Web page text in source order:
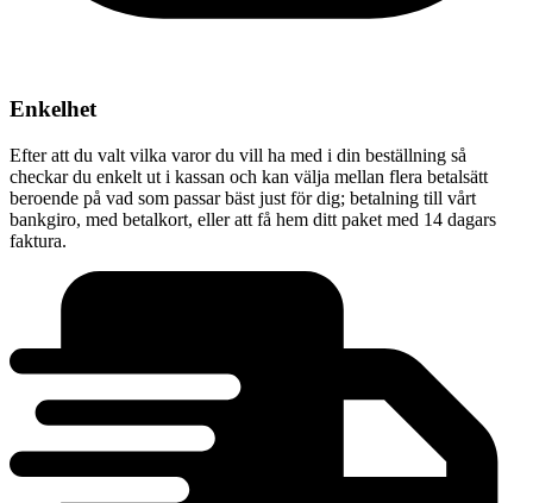
Enkelhet
Efter att du valt vilka varor du vill ha med i din beställning så
checkar du enkelt ut i kassan och kan välja mellan flera betalsätt
beroende på vad som passar bäst just för dig; betalning till vårt
bankgiro, med betalkort, eller att få hem ditt paket med 14 dagars
faktura.